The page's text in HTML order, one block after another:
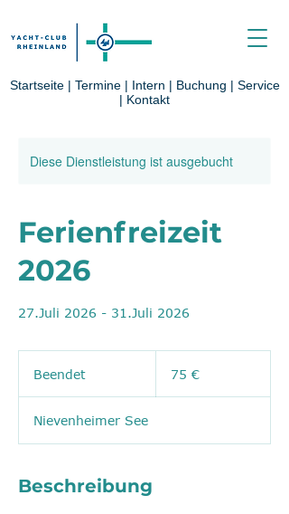
Startseite| Termine | Intern | Buchung | Service
| Kontakt
Diese Dienstleistung ist ausgebucht
Ferienfreizeit
2026
27.Juli 2026 - 31.Juli 2026
Beendet
n
d
75 €
Nievenheimer See
Beschreibung